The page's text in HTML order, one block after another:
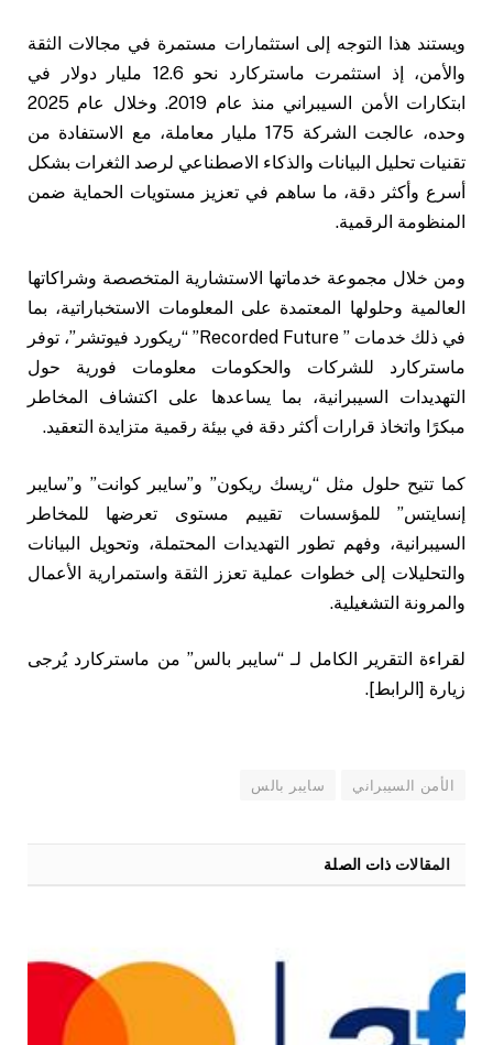
ويستند هذا التوجه إلى استثمارات مستمرة في مجالات الثقة
والأمن، إذ استثمرت ماستركارد نحو 12.6 مليار دولار في
ابتكارات الأمن السيبراني منذ عام 2019. وخلال عام 2025
وحده، عالجت الشركة 175 مليار معاملة، مع الاستفادة من
تقنيات تحليل البيانات والذكاء الاصطناعي لرصد الثغرات بشكل
أسرع وأكثر دقة، ما ساهم في تعزيز مستويات الحماية ضمن
المنظومة الرقمية.
ومن خلال مجموعة خدماتها الاستشارية المتخصصة وشراكاتها
العالمية وحلولها المعتمدة على المعلومات الاستخباراتية، بما
في ذلك خدمات ” Recorded Future” “ريكورد فيوتشر”، توفر
ماستركارد للشركات والحكومات معلومات فورية حول
التهديدات السيبرانية، بما يساعدها على اكتشاف المخاطر
مبكرًا واتخاذ قرارات أكثر دقة في بيئة رقمية متزايدة التعقيد.
كما تتيح حلول مثل “ريسك ريكون” و”سايبر كوانت” و”سايبر
إنسايتس” للمؤسسات تقييم مستوى تعرضها للمخاطر
السيبرانية، وفهم تطور التهديدات المحتملة، وتحويل البيانات
والتحليلات إلى خطوات عملية تعزز الثقة واستمرارية الأعمال
والمرونة التشغيلية.
لقراءة التقرير الكامل لـ “سايبر بالس” من ماستركارد يُرجى
زيارة [ الرابط].
الأمن السيبراني سايبر بالس
المقالات ذات الصلة